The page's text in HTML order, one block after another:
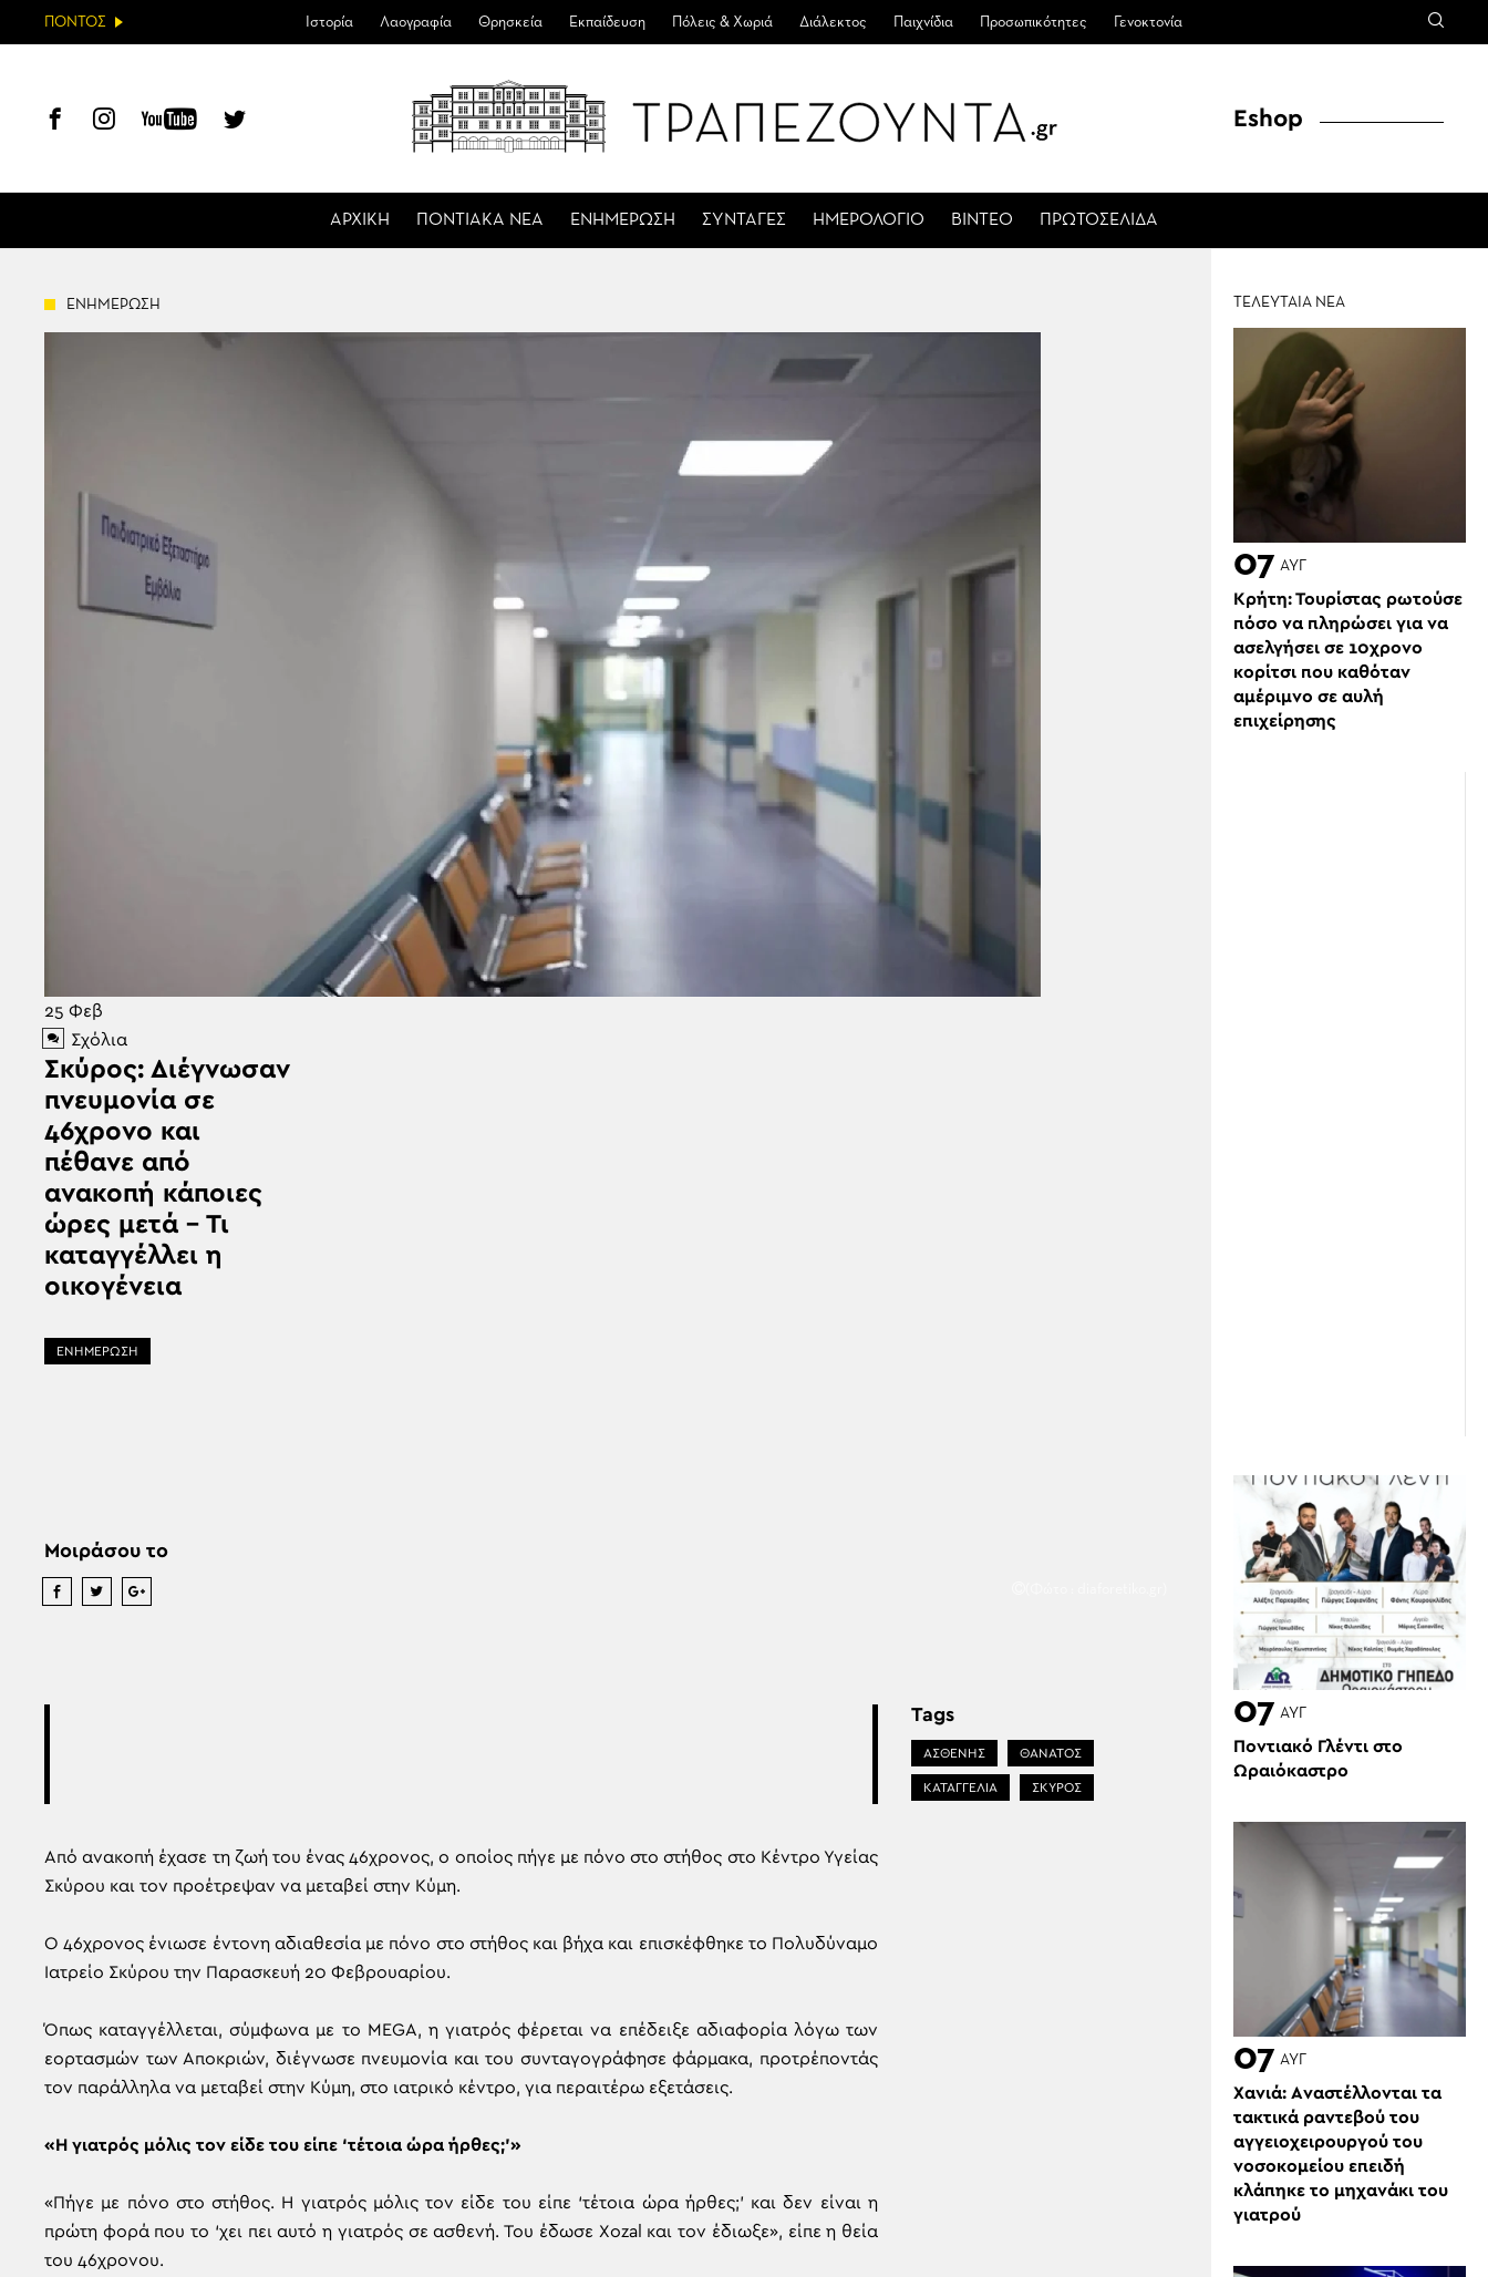
ΠΟΝΤΟΣ Ιστορία Λαογραφία Θρησκεία Εκπαίδευση Πόλεις & Χωριά Διάλεκτος Παιχνίδια Προσωπικότητες Γενοκτονία
ΑΡΧΙΚΗ ΠΟΝΤΙΑΚΑ ΝΕΑ ΕΝΗΜΕΡΩΣΗ ΣΥΝΤΑΓΕΣ ΗΜΕΡΟΛΟΓΙΟ ΒΙΝΤΕΟ ΠΡΩΤΟΣΕΛΙΔΑ
Eshop
ΕΝΗΜΕΡΩΣΗ
25 Φεβ
Σχόλια
Σκύρος: Διέγνωσαν
πνευμονία σε
46χρονο και
πέθανε από
ανακοπή κάποιες
ώρες μετά – Τι
καταγγέλλει η
οικογένεια
ΕΝΗΜΕΡΩΣΗ
Μοιράσου το
Από ανακοπή έχασε τη ζωή του ένας 46χρονος, ο οποίος πήγε με πόνο στο στήθος στο Κέντρο Υγείας
Σκύρου και τον προέτρεψαν να μεταβεί στην Κύμη.
Ο 46χρονος ένιωσε έντονη αδιαθεσία με πόνο στο στήθος και βήχα και επισκέφθηκε το Πολυδύναμο
Ιατρείο Σκύρου την Παρασκευή 20 Φεβρουαρίου.
Όπως καταγγέλλεται, σύμφωνα με το MEGA, η γιατρός φέρεται να επέδειξε αδιαφορία λόγω των
εορτασμών των Αποκριών, διέγνωσε πνευμονία και του συνταγογράφησε φάρμακα, προτρέποντάς
τον παράλληλα να μεταβεί στην Κύμη, στο ιατρικό κέντρο, για περαιτέρω εξετάσεις.
«Η γιατρός μόλις τον είδε του είπε ‘τέτοια ώρα ήρθες;’»
«Πήγε με πόνο στο στήθος. Η γιατρός μόλις τον είδε του είπε ‘τέτοια ώρα ήρθες;’ και δεν είναι η
πρώτη φορά που το ‘χει πει αυτό η γιατρός σε ασθενή. Του έδωσε Xozal και τον έδιωξε», είπε η θεία
του 46χρονου.
Tags
ΑΣΘΕΝΗΣ ΘΑΝΑΤΟΣ
ΚΑΤΑΓΓΕΛΙΑ ΣΚΥΡΟΣ
ΤΕΛΕΥΤΑΙΑ ΝΕΑ
07 ΑΥΓ
Κρήτη: Τουρίστας ρωτούσε
πόσο να πληρώσει για να
ασελγήσει σε 10χρονο
κορίτσι που καθόταν
αμέριμνο σε αυλή
επιχείρησης
07 ΑΥΓ
Ποντιακό Γλέντι στο
Ωραιόκαστρο
07 ΑΥΓ
Χανιά: Aναστέλλονται τα
τακτικά ραντεβού του
αγγειοχειρουργού του
νοσοκομείου επειδή
κλάπηκε το μηχανάκι του
γιατρού